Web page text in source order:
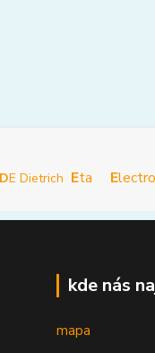
DE Dietrich Eta E
kde nás
mapa